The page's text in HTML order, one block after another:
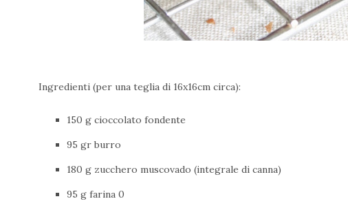
Ingredienti (per una teglia di 16x16cm circa):
150 g cioccolato fondente
95 gr burro
180 g zucchero muscovado (integrale di canna)
95 g farina 0